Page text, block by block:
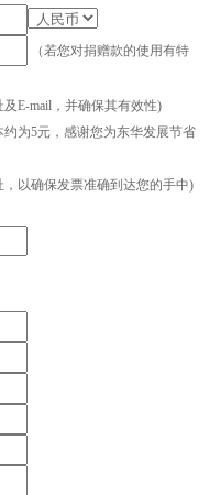
（若您对捐赠款的使用有特
E-mail，并确保其有效性)
为5元，感谢您为东华发展节省
以确保发票准确到达您的手中)